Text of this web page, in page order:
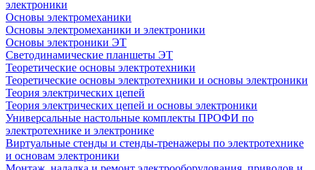
электроники
Основы электромеханики
Основы электромеханики и электроники
Основы электроники ЭТ
Светодинамические планшеты ЭТ
Теоретические основы электротехники
Теоретические основы электротехники и основы электроники
Теория электрических цепей
Теория электрических цепей и основы электроники
Универсальные настольные комплекты ПРОФИ по
электротехнике и электронике
Виртуальные стенды и стенды-тренажеры по электротехнике
и основам электроники